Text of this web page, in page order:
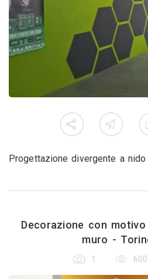
Progettazione divergente a nido
Decorazione con
muro -
1 600